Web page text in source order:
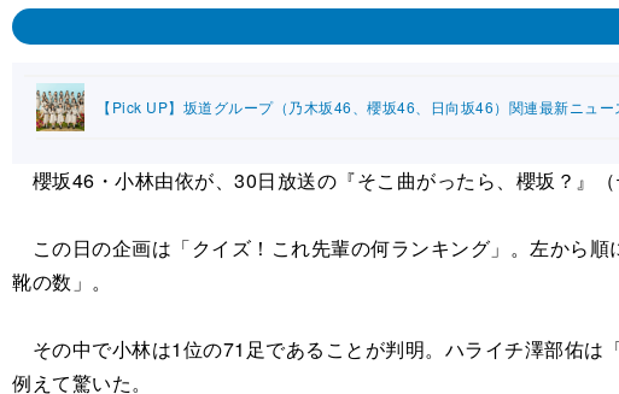
【Pick UP】坂道グループ（乃木坂46、櫻坂46、日向坂46）関連最新ニュー
櫻坂46・小林由依が、30日放送の『そこ曲がったら、櫻坂？』
この日の企画は「クイズ！これ先輩の何ランキング」。左から
靴の数」。
その中で小林は1位の71足であることが判明。ハライチ澤部佑
例えて驚いた。